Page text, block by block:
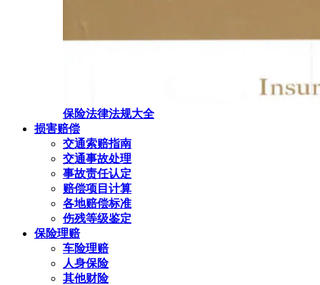
保险法律法规大全
损害赔偿
交通索赔指南
交通事故处理
事故责任认定
赔偿项目计算
各地赔偿标准
伤残等级鉴定
保险理赔
车险理赔
人身保险
其他财险